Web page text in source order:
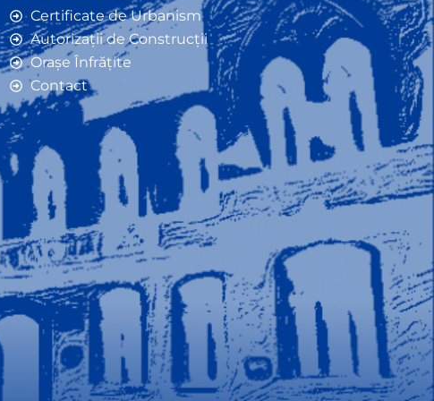
Certificate de Urbanism
Autorizații de Construcții
Orașe Înfrățite
Contact